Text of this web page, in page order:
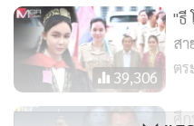
คือ เมื่อกัมพูชาชิงเล่าก่อนฝ่
กล่าวหาได้ว่า เป็นแค่การแก้ตั
“เรื่องนี้เราต้องยอมรับว่าค่อน
39,306
"ธี
ส
ต
ศึ